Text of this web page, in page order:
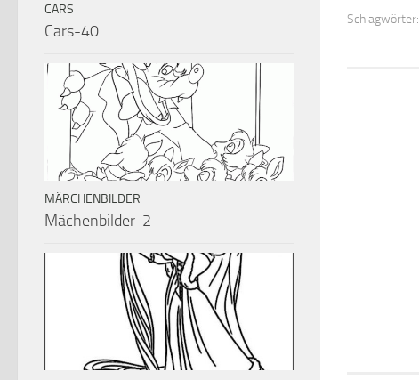
Schlagwörter:
CARS
Cars-40
MÄRCHENBILDER
Mächenbilder-2